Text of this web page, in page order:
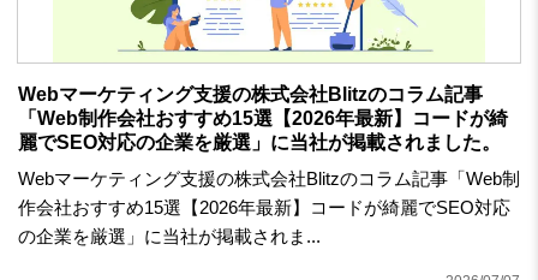
Webマーケティング支援の株式会社Blitzのコラム記事
「Web制作会社おすすめ15選【2026年最新】コードが綺
麗でSEO対応の企業を厳選」に当社が掲載されました。
Webマーケティング支援の株式会社Blitzのコラム記事「Web制
作会社おすすめ15選【2026年最新】コードが綺麗でSEO対応
の企業を厳選」に当社が掲載されま...